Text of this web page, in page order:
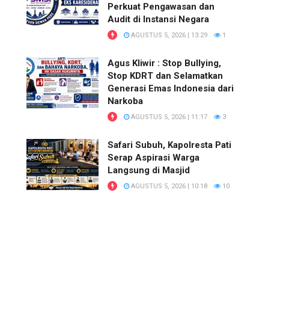
Perkuat Pengawasan dan
Audit di Instansi Negara
AGUSTUS 5, 2026 | 13:29 1
Agus Kliwir : Stop Bullying,
Stop KDRT dan Selamatkan
Generasi Emas Indonesia dari
Narkoba
AGUSTUS 5, 2026 | 11:17 3
Safari Subuh, Kapolresta Pati
Serap Aspirasi Warga
Langsung di Masjid
AGUSTUS 5, 2026 | 10:18 10